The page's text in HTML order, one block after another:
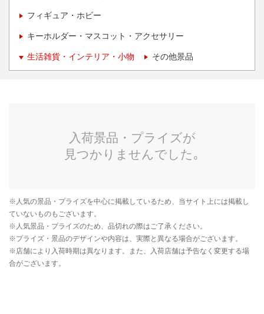
フィギュア・ホビー
キーホルダー・マスコット・アクセサリー
生活雑貨・インテリア・小物 その他景品